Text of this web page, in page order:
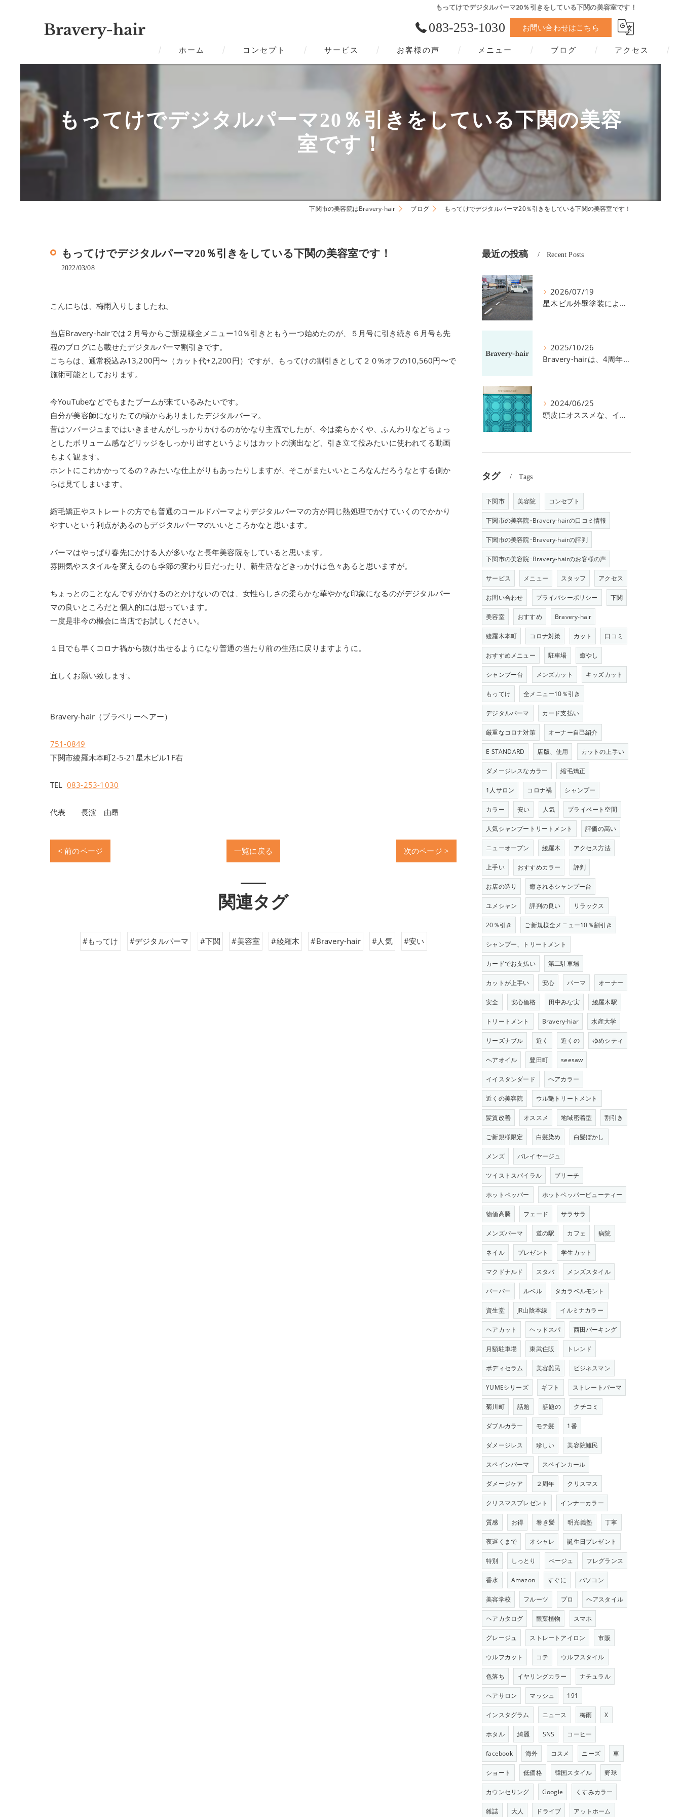
もってけでデジタルパーマ20％引きをしている下関の美容室です！
083-253-1030 お問い合わせはこちら
ホーム コンセプト
下関市の美容院･Bravery-hairのお客様の声
サービス お客様の声 メニュー ブログ アクセス
もってけでデジタルパーマ20％引きをしている下関の美容
室です！
下関市の美容院はBravery-hair ブログ もってけでデジタルパーマ20％引きをしている下関の美容室です！
もってけでデジタルパーマ20％引きをしている下関の美容室です！
2022/03/08
こんにちは、梅雨入りしましたね。
当店Bravery-hairでは２月号からご新規様全メニュー10％引きともう一つ始めたのが、５月号に引き続き６月号も先
程のブログにも載せたデジタルパーマ割引きです。
こちらは、通常税込み13,200円〜（カット代+2,200円）ですが、もってけの割引きとして２０%オフの10,560円〜で
施術可能としております。
今YouTubeなどでもまたブームが来ているみたいです。
自分が美容師になりたての頃からありましたデジタルパーマ。
昔はソバージュまではいきませんがしっかりかけるのがかなり主流でしたが、今は柔らかくや、ふんわりなどちょっ
としたボリューム感などリッジをしっかり出すというよりはカットの演出など、引き立て役みたいに使われてる動画
もよく観ます。
ホントにこれかかってるの？みたいな仕上がりもあったりしますが、そこがまたいいところなんだろうなとする側か
らは見てしまいます。
縮毛矯正やストレートの方でも普通のコールドパーマよりデジタルパーマの方が同じ熱処理でかけていくのでかかり
やすいという利点があるのもデジタルパーマのいいところかなと思います。
パーマはやっぱり春先にかける人が多いなと長年美容院をしていると思います。
雰囲気やスタイルを変えるのも季節の変わり目だったり、新生活などきっかけは色々あると思いますが。
ちょっとのことなんですがかけるのとかけないのでは、女性らしさの柔らかな華やかな印象になるのがデジタルパー
マの良いところだと個人的には思っています。
一度是非今の機会に当店でお試しください。
１日でも早くコロナ禍から抜け出せるようになり普通の当たり前の生活に戻りますように。
宜しくお願い致します。
Bravery-hair（ブラベリーヘアー）
751-0849
下関市綾羅木本町2-5-21星木ビル1F右
TEL 083-253-1030
代表 長濵 由昂
< 前のページ 一覧に戻る 次のページ >
関連タグ
#もってけ #デジタルパーマ #下関 #美容室 #綾羅木 #Bravery-hair #人気 #安い
最近の投稿 Recent Posts
2026/07/19
星木ビル外壁塗装による、駐車場の件につきまして。
2025/10/26
Bravery-hairは、4周年を迎えました！
2024/06/25
頭皮にオススメな、イイスタンダードのスカルプ系シャンプー＆トリートメントです！
タグ Tags
下関市 美容院 コンセプト
下関市の美容院･Bravery-hairの口コミ情報
下関市の美容院･Bravery-hairの評判
下関市の美容院･Bravery-hairのお客様の声
サービス メニュー スタッフ アクセス
お問い合わせ プライバシーポリシー 下関
美容室 おすすめ Bravery-hair
綾羅木本町 コロナ対策 カット 口コミ
おすすめメニュー 駐車場 癒やし
シャンプー台 メンズカット キッズカット
もってけ 全メニュー10％引き
デジタルパーマ カード支払い
厳重なコロナ対策 オーナー自己紹介
E STANDARD 店版、使用 カットの上手い
ダメージレスなカラー 縮毛矯正
1人サロン コロナ禍 シャンプー
カラー 安い 人気 プライベート空間
人気シャンプートリートメント 評価の高い
ニューオープン 綾羅木 アクセス方法
上手い おすすめカラー 評判
お店の造り 癒されるシャンプー台
ユメシャン 評判の良い リラックス
20％引き ご新規様全メニュー10％割引き
シャンプー、トリートメント
カードでお支払い 第二駐車場
カットが上手い 安心 パーマ オーナー
安全 安心価格 田中みな実 綾羅木駅
トリートメント Bravery-hiar 水産大学
リーズナブル 近く 近くの ゆめシティ
ヘアオイル 豊田町 seesaw
イイスタンダード ヘアカラー
近くの美容院 ウル艶トリートメント
髪質改善 オススメ 地域密着型 割引き
ご新規様限定 白髪染め 白髪ぼかし
メンズ バレイヤージュ
ツイストスパイラル ブリーチ
ホットペッパー ホットペッパービューティー
物価高騰 フェード サラサラ
メンズパーマ 道の駅 カフェ 病院
ネイル プレゼント 学生カット
マクドナルド スタバ メンズスタイル
バーバー ルベル タカラベルモント
資生堂 JR山陰本線 イルミナカラー
ヘアカット ヘッドスパ 西田パーキング
月額駐車場 東武住販 トレンド
ボディセラム 美容難民 ビジネスマン
YUMEシリーズ ギフト ストレートパーマ
菊川町 話題 話題の クチコミ
ダブルカラー モテ髪 1番
ダメージレス 珍しい 美容院難民
スペインパーマ スペインカール
ダメージケア ２周年 クリスマス
クリスマスプレゼント インナーカラー
質感 お得 巻き髪 明光義塾 丁寧
夜遅くまで オシャレ 誕生日プレゼント
特別 しっとり ベージュ フレグランス
香水 Amazon すぐに パソコン
美容学校 フルーツ プロ ヘアスタイル
ヘアカタログ 観葉植物 スマホ
グレージュ ストレートアイロン 市販
ウルフカット コテ ウルフスタイル
色落ち イヤリングカラー ナチュラル
ヘアサロン マッシュ 191
インスタグラム ニュース 梅雨 X
ホタル 綺麗 SNS コーヒー
facebook 海外 コスメ ニーズ 車
ショート 低価格 韓国スタイル 野球
カウンセリング Google くすみカラー
雑誌 大人 ドライブ アットホーム